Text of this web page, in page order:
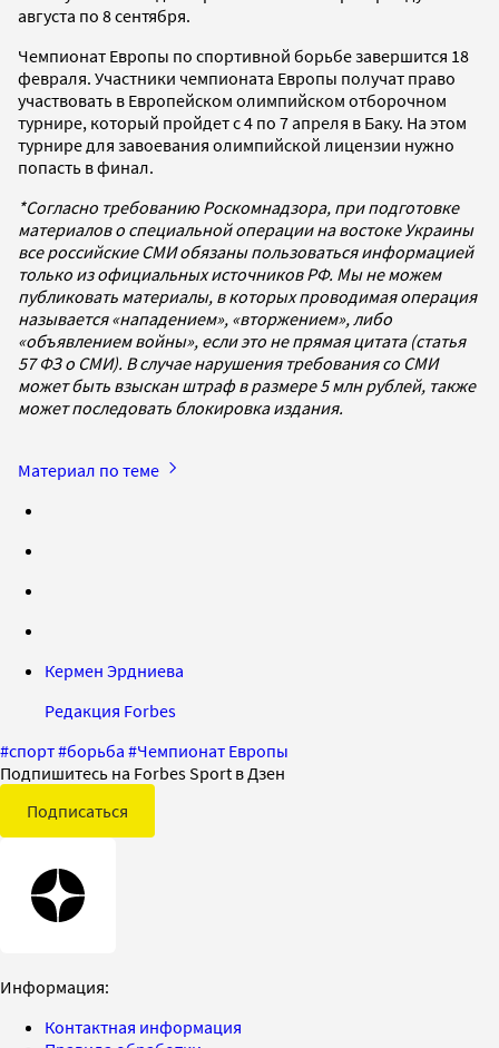
августа по 8 сентября.
Чемпионат Европы по спортивной борьбе завершится 18
февраля. Участники чемпионата Европы получат право
участвовать в Европейском олимпийском отборочном
турнире, который пройдет с 4 по 7 апреля в Баку. На этом
турнире для завоевания олимпийской лицензии нужно
попасть в финал.
*Согласно требованию Роскомнадзора, при подготовке
материалов о специальной операции на востоке Украины
все российские СМИ обязаны пользоваться информацией
только из официальных источников РФ. Мы не можем
публиковать материалы, в которых проводимая операция
называется «нападением», «вторжением», либо
«объявлением войны», если это не прямая цитата (статья
57 ФЗ о СМИ). В случае нарушения требования со СМИ
может быть взыскан штраф в размере 5 млн рублей, также
может последовать блокировка издания.
Материал по теме
Кермен Эрдниева
Редакция Forbes
#спорт#борьба #Чемпионат Европы
Подпишитесь на Forbes Sport в Дзен
Подписаться
Информация:
Контактная информация